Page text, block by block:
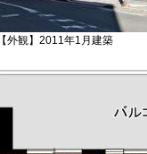
外観】2011年1月建築